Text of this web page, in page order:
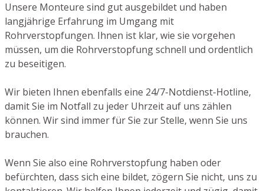
Unsere Monteure sind gut ausgebildet und haben
langjährige Erfahrung im Umgang mit
Rohrverstopfungen. Ihnen ist klar, wie sie vorgehen
müssen, um die Rohrverstopfung schnell und ordentlich
zu beseitigen.
Wir bieten Ihnen ebenfalls eine 24/7-Notdienst-Hotline,
damit Sie im Notfall zu jeder Uhrzeit auf uns zählen
können. Wir sind immer für Sie zur Stelle, wenn Sie uns
brauchen.
Wenn Sie also eine Rohrverstopfung haben oder
befürchten, dass sich eine bildet, zögern Sie nicht, uns zu